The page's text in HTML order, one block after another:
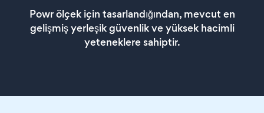
Powr ölçek için tasarlandığından, mevcut en
gelişmiş yerleşik güvenlik ve yüksek hacimli
yeteneklere sahiptir.